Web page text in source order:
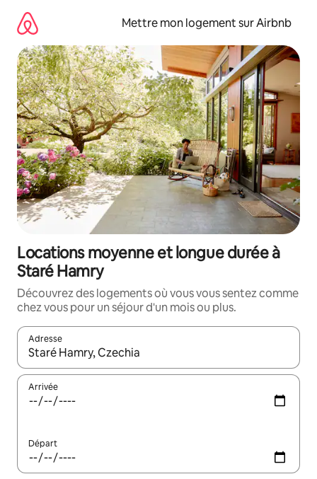
directement
contenu
Mettre mon logement sur Airbnb
Locations moyenne et longue durée à
Staré Hamry
Découvrez des logements où vous vous sentez comme
chez vous pour un séjour d'un mois ou plus.
Adresse
Lorsque les résultats s'affichent, utilisez les flèches vers le
Arrivée
Départ